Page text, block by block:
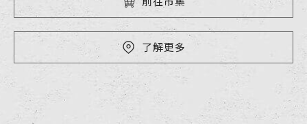
了解更多
了解更多
了解更多
了解更多
了解更多
了解更多